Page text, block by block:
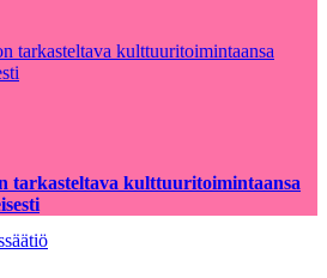
tarkasteltava kulttuuritoimintaansa